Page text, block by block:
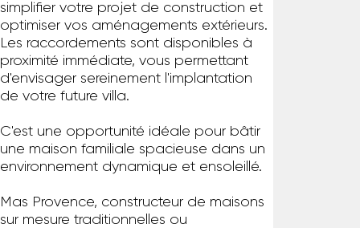
simplifier votre projet de construction et
optimiser vos aménagements extérieurs.
Les raccordements sont disponibles à
proximité immédiate, vous permettant
d'envisager sereinement l'implantation
de votre future villa.
C'est une opportunité idéale pour bâtir
une maison familiale spacieuse dans un
environnement dynamique et ensoleillé.
Mas Provence, constructeur de maisons
sur mesure traditionnelles ou